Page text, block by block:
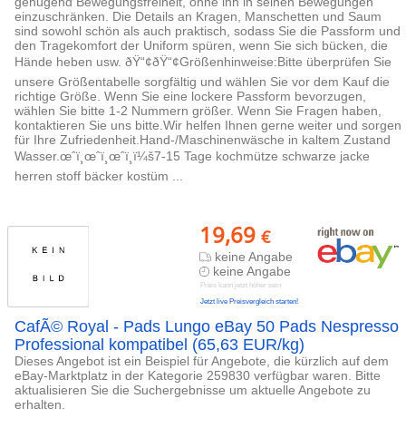
einzuschränken. Die Details an Kragen, Manschetten und Saum
sind sowohl schön als auch praktisch, sodass Sie die Passform und
den Tragekomfort der Uniform spüren, wenn Sie sich bücken, die
Hände heben usw. ðŸ“¢ðŸ“¢Größenhinweise:Bitte überprüfen Sie
unsere Größentabelle sorgfältig und wählen Sie vor dem Kauf die
richtige Größe. Wenn Sie eine lockere Passform bevorzugen,
wählen Sie bitte 1-2 Nummern größer. Wenn Sie Fragen haben,
kontaktieren Sie uns bitte.Wir helfen Ihnen gerne weiter und sorgen
für Ihre Zufriedenheit.Hand-/Maschinenwäsche in kaltem Zustand
Wasser.œˆï¸œˆï¸œˆï¸ï¼š7-15 Tage kochmütze schwarze jacke
herren stoff bäcker kostüm ...
19,69 €
keine Angabe
keine Angabe
Preis kann jetzt höher sein
Jetzt live Preisvergleich starten!
CafÃ© Royal - Pads Lungo eBay 50 Pads Nespresso
Professional kompatibel (65,63 EUR/kg)
Dieses Angebot ist ein Beispiel für Angebote, die kürzlich auf dem
eBay-Marktplatz in der Kategorie 259830 verfügbar waren. Bitte
aktualisieren Sie die Suchergebnisse um aktuelle Angebote zu
erhalten.